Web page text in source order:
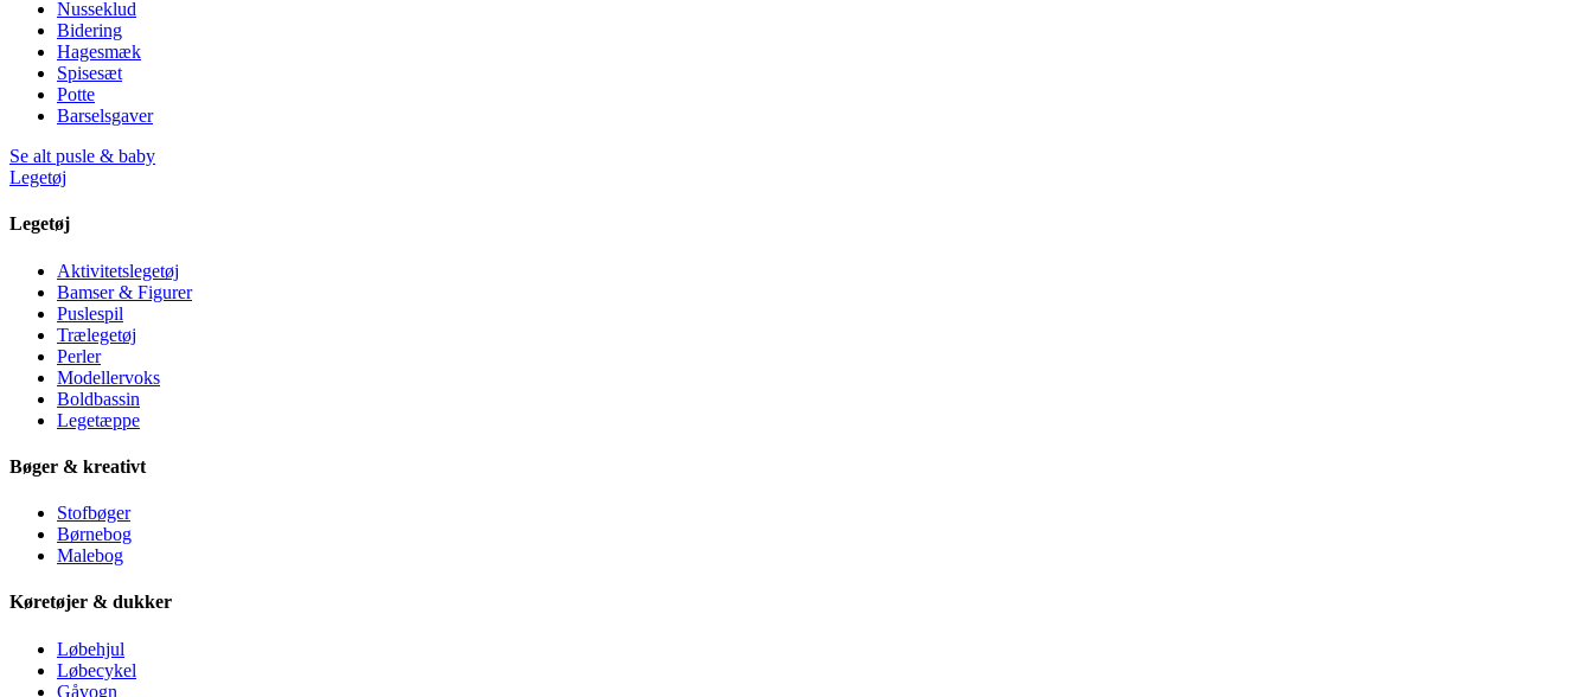
Nusseklud
Bidering
Hagesmæk
Spisesæt
Potte
Barselsgaver
Se alt pusle & baby
Legetøj
Legetøj
Aktivitetslegetøj
Bamser & Figurer
Puslespil
Trælegetøj
Perler
Modellervoks
Boldbassin
Legetæppe
Bøger & kreativt
Stofbøger
Børnebog
Malebog
Køretøjer & dukker
Løbehjul
Løbecykel
Gåvogn